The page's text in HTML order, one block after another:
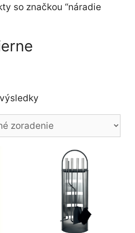
so značkou “náradie